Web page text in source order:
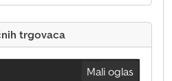
trgovaca
Mali oglas